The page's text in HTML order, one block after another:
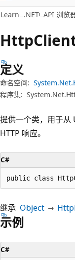
Learn .NET API 浏览
Http
定义
命名空间:
程序集:
提供一个类，用于从
HTTP 响应。
C#
public class
继承 Object
示例
C#